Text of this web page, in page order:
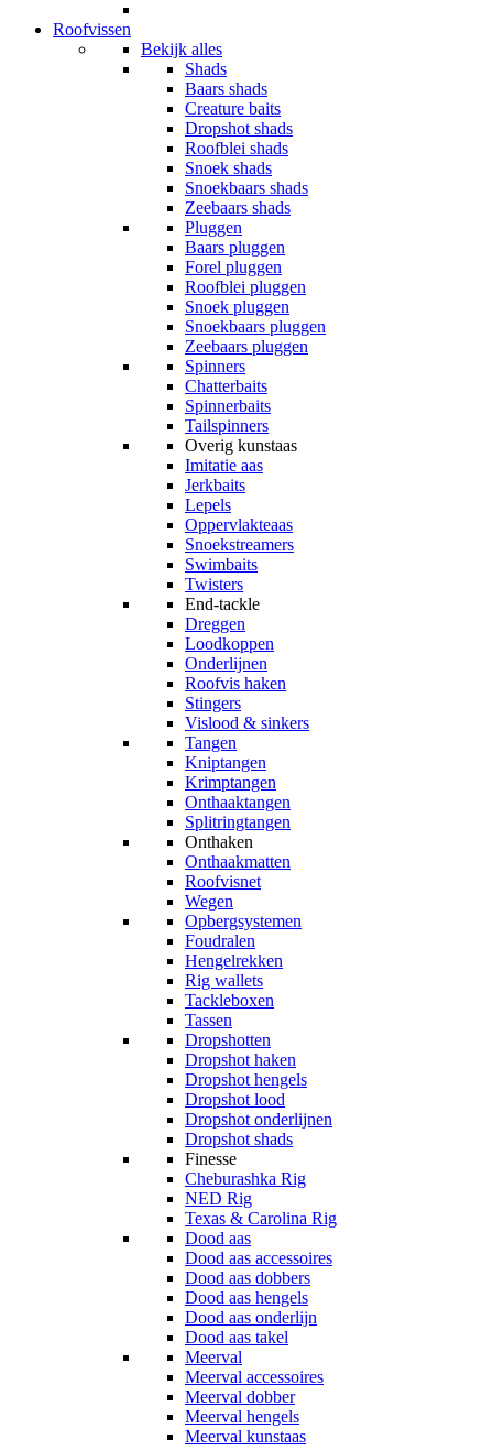
Roofvissen
Bekijk alles
Shads
Baars shads
Creature baits
Dropshot shads
Roofblei shads
Snoek shads
Snoekbaars shads
Zeebaars shads
Pluggen
Baars pluggen
Forel pluggen
Roofblei pluggen
Snoek pluggen
Snoekbaars pluggen
Zeebaars pluggen
Spinners
Chatterbaits
Spinnerbaits
Tailspinners
Overig kunstaas
Imitatie aas
Jerkbaits
Lepels
Oppervlakteaas
Snoekstreamers
Swimbaits
Twisters
End-tackle
Dreggen
Loodkoppen
Onderlijnen
Roofvis haken
Stingers
Vislood & sinkers
Tangen
Kniptangen
Krimptangen
Onthaaktangen
Splitringtangen
Onthaken
Onthaakmatten
Roofvisnet
Wegen
Opbergsystemen
Foudralen
Hengelrekken
Rig wallets
Tackleboxen
Tassen
Dropshotten
Dropshot haken
Dropshot hengels
Dropshot lood
Dropshot onderlijnen
Dropshot shads
Finesse
Cheburashka Rig
NED Rig
Texas & Carolina Rig
Dood aas
Dood aas accessoires
Dood aas dobbers
Dood aas hengels
Dood aas onderlijn
Dood aas takel
Meerval
Meerval accessoires
Meerval dobber
Meerval hengels
Meerval kunstaas